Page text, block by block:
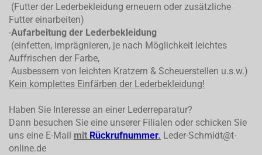
(Futter der Lederbekleidung erneuern oder zusätzliche
Futter einarbeiten)
-Aufarbeitung der Lederbekleidung
(einfetten, imprägnieren, je nach Möglichkeit leichtes
Auffrischen der Farbe,
Ausbessern von leichten Kratzern & Scheuerstellen u.s.w.)
Kein komplettes Einfärben der Lederbekleidung!
Haben Sie Interesse an einer Lederreparatur?
Dann besuchen Sie eine unserer Filialen oder schicken Sie
uns eine E-Mail mit Rückrufnummer. Leder-Schmidt@t-
online.de